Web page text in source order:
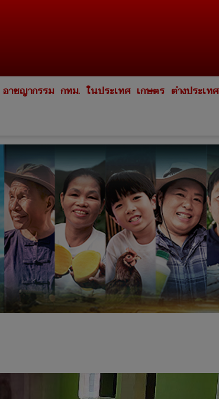
อาชญากรรม กทม. ในประเทศ เกษตร ต่างประเทศ